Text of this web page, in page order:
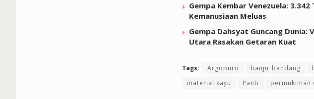
Gempa Kembar Venezuela:
Kemanusiaan Meluas
Gempa Dahsyat Guncang Dunia:
Utara Rasakan Getaran Kuat
Tags: Argopuro banjir bandang
material kayu
Panti permukiman